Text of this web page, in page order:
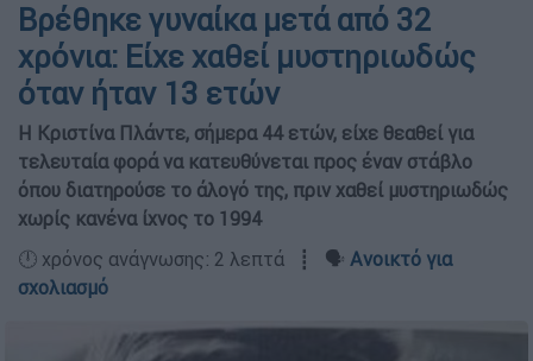
Βρέθηκε γυναίκα μετά από 32
χρόνια: Είχε χαθεί μυστηριωδώς
όταν ήταν 13 ετών
Η Κριστίνα Πλάντε, σήμερα 44 ετών, είχε θεαθεί για
τελευταία φορά να κατευθύνεται προς έναν στάβλο
όπου διατηρούσε το άλογό της, πριν χαθεί μυστηριωδώς
χωρίς κανένα ίχνος το 1994
🕛 χρόνος ανάγνωσης: 2 λεπτά ┋ 🗣️ Ανοικτό για
σχολιασμό